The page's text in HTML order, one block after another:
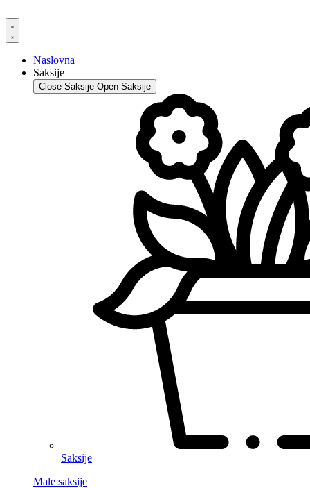
to
content
Naslovna
Saksije
Close Saksije Open Saksije
Saksije
Male saksije